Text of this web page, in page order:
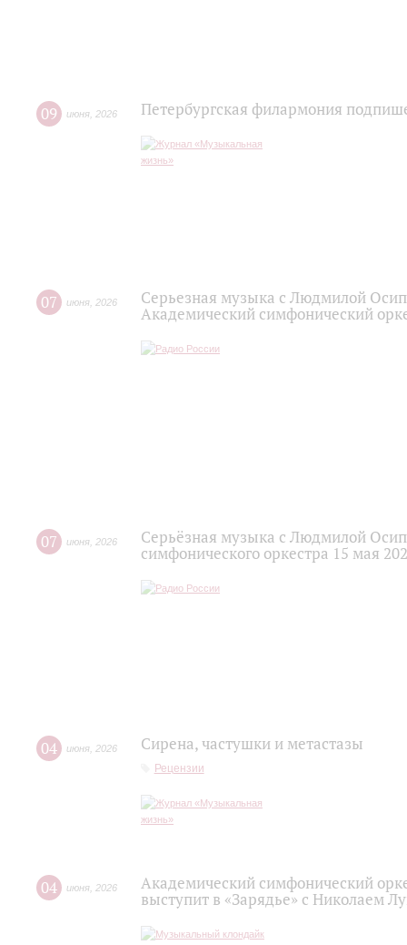
09 июня 2026 Петербургская филармония
07 июня 2026
Серьезная музыка с Людмилой
Академический симфонический
07 июня 2026
Серьёзная музыка с Людмилой
симфонического оркестра 15 мая
04 июня 2026 Сирена, частушки и метастазы
Рецензии
04 июня 2026
Академический симфонический
выступит в «Зарядье» с Николаем